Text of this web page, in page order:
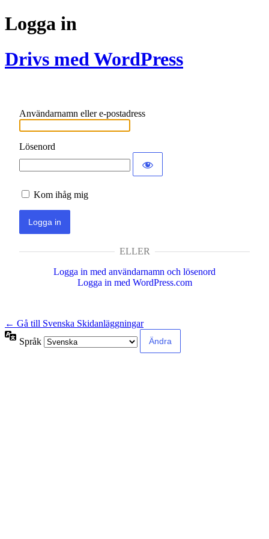
Logga in
Drivs med WordPress
Användarnamn eller e-postadress
Lösenord
Kom ihåg mig
ELLER
Logga in med användarnamn och lösenord
Logga in med WordPress.com
← Gå till Svenska Skidanläggningar
Språk